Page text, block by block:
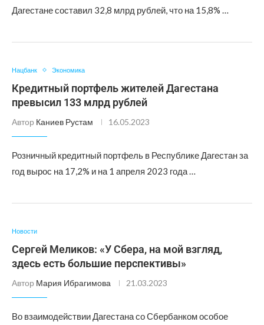
Дагестане составил 32,8 млрд рублей, что на 15,8% …
Нацбанк Экономика
Кредитный портфель жителей Дагестана
превысил 133 млрд рублей
Автор Каниев Рустам 16.05.2023
Розничный кредитный портфель в Республике Дагестан за
год вырос на 17,2% и на 1 апреля 2023 года …
Новости
Сергей Меликов: «У Сбера, на мой взгляд,
здесь есть большие перспективы»
Автор Мария Ибрагимова 21.03.2023
Во взаимодействии Дагестана со Сбербанком особое